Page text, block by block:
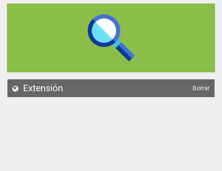
API
Extensión Borrar